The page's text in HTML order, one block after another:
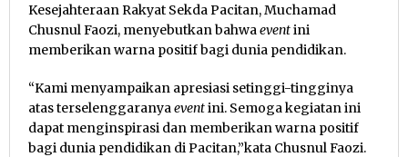
Kesejahteraan Rakyat Sekda Pacitan, Muchamad
Chusnul Faozi, menyebutkan bahwaeventini
memberikan warna positif bagi dunia pendidikan.
“Kami menyampaikan apresiasi setinggi-tingginya
atas terselenggaranyaeventini. Semoga kegiatan ini
dapat menginspirasi dan memberikan warna positif
bagi dunia pendidikan di Pacitan,”kata Chusnul Faozi.